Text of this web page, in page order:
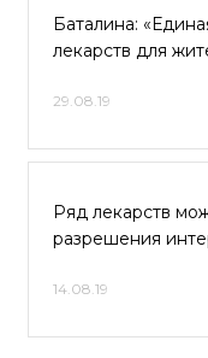
Баталина:
лекарств для
29.08.19
Ряд лекарств
разрешения
14.08.19